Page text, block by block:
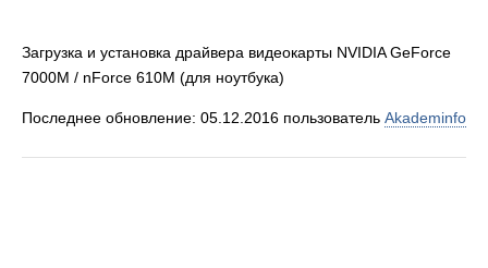
Загрузка и установка драйвера видеокарты NVIDIA GeForce
7000M / nForce 610M (для ноутбука)
Последнее обновление: 05.12.2016 пользователь Akademinfo